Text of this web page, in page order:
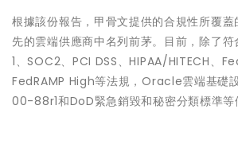
根據該份報告，甲骨文提供的合規性所覆
先的雲端供應商中名列前茅。目前，除了
1、SOC2、PCI DSS、HIPAA/HITECH、
FedRAMP High等法規，Oracle雲端基礎
00-88r1和DoD緊急銷毀和秘密分類標準等